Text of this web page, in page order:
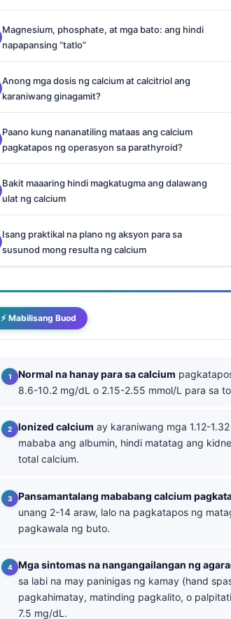
Magnesium, phosphate, at mga bato: ang hindi
napapansing “tatlo”
Anong mga dosis ng calcium at calcitriol ang
karaniwang ginagamit?
Paano kung nananatiling mataas ang calcium
pagkatapos ng operasyon sa parathyroid?
Bakit maaaring hindi magkatugma ang dalawang
ulat ng calcium
Isang praktikal na plano ng aksyon para sa
susunod mong resulta ng calcium
⚡ Mabilisang Buod
Normal na hanay para sa calcium
8.6-10.2 mg/dL o 2.15-2.55 mmol/L para sa
Ionized calcium ay karaniwang mga 1.12-
mababa ang albumin, hindi matatag ang
total calcium.
Pansamantalang mababang calcium
unang 2-14 araw, lalo na pagkatapos ng
pagkawala ng buto.
Mga sintomas na nangangailangan ng
sa labi na may paninigas ng kamay (hand
pagkahimatay, matinding pagkalito, o
7.5 mg/dL.